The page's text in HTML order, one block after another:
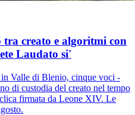
creato e algoritmi con
Laudato si'
Valle di Blenio, cinque voci -
di custodia del creato nel tempo
firmata da Leone XIV. Le